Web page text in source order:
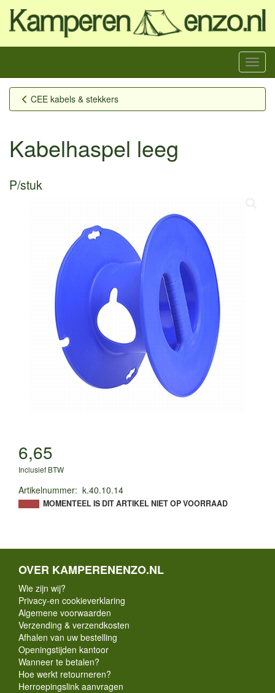
Menu
CEE kabels & stekkers
Kabelhaspel leeg
P/stuk
6,65
Inclusief BTW
Artikelnummer: k.40.10.14
MOMENTEEL IS DIT ARTIKEL NIET OP VOORRAAD
OVER KAMPERENENZO.NL
Wie zijn wij?
Privacy-en cookieverklaring
Algemene voorwaarden
Verzending & verzendkosten
Afhalen van uw bestelling
Openingstijden kantoor
Wanneer te betalen?
Hoe werkt retourneren?
Herroepingslink aanvragen